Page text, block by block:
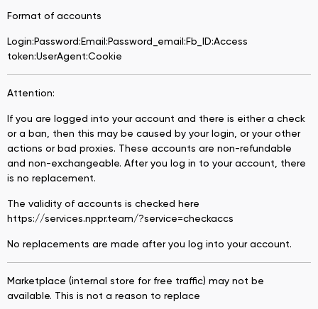
Format of accounts
Login:Password:Email:Password_email:Fb_ID:Access
token:UserAgent:Cookie
Attention:
If you are logged into your account and there is either a check
or a ban, then this may be caused by your login, or your other
actions or bad proxies. These accounts are non-refundable
and non-exchangeable. After you log in to your account, there
is no replacement.
The validity of accounts is checked here
https://services.nppr.team/?service=checkaccs
No replacements are made after you log into your account.
Marketplace (internal store for free traffic) may not be
available. This is not a reason to replace